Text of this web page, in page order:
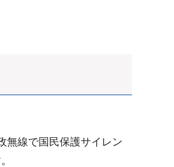
無線で国民保護サイレン